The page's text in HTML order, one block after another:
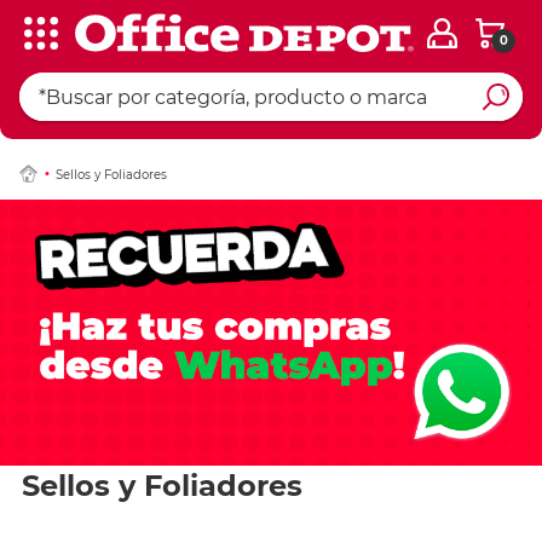
0
Sellos y Foliadores
Sellos y Foliadores